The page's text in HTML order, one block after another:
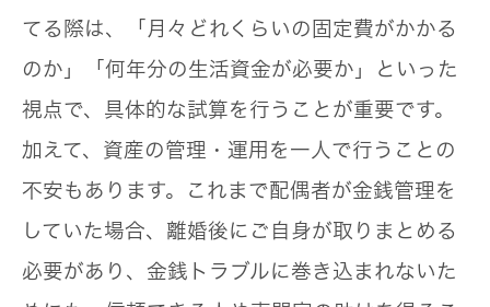
てる際は、「月々どれくらいの固定費がかかる
のか」「何年分の生活資金が必要か」といった
視点で、具体的な試算を行うことが重要です。
加えて、 資産の管理・運用を一人で行うことの
不安もあります。これまで配偶者が金銭管理を
していた場合、離婚後にご自身が取りまとめる
必要があり、金銭トラブルに巻き込まれないた